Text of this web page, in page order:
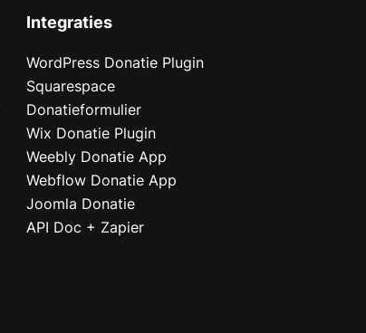
Integraties
WordPress Donatie Plugin
Squarespace
Donatieformulier
Wix Donatie Plugin
Weebly Donatie App
Webflow Donatie App
Joomla Donatie
API Doc + Zapier